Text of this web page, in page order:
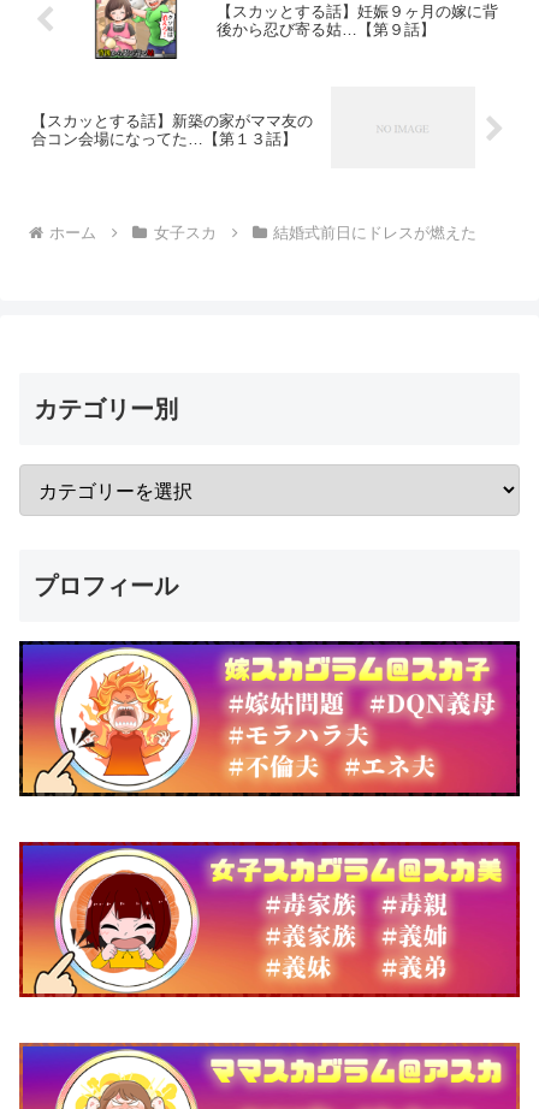
【スカッとする話】妊娠９ヶ月の嫁に背
後から忍び寄る姑…【第９話】
【スカッとする話】新築の家がママ友の
合コン会場になってた…【第１３話】
ホーム 女子スカ 結婚式前日にドレスが燃えた
カテゴリー別
プロフィール